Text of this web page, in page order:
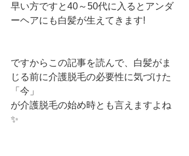
早い方ですと40～50代に入るとアンダ
ーヘアにも白髪が生えてきます!
ですからこの記事を読んで、白髪がま
じる前に介護脱毛の必要性に気づけた
「今」
が介護脱毛の始め時とも言えますよね
✨